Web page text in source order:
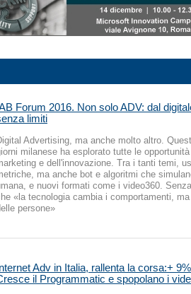
Forum 2016. Non solo ADV: dal
limiti
Advertising, ma anche molto altro.
milanese ha esplorato tutte le
e dell'innovazione. Tra i tanti temi,
ma anche bot e algoritmi che
e nuovi formati come i video360.
«la tecnologia cambia i comportamenti,
persone»
Adv in Italia, rallenta la corsa:+
il Programmatic e spopolano i